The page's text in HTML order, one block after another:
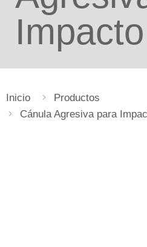
Inicio
Productos
Cánula Agresiva para